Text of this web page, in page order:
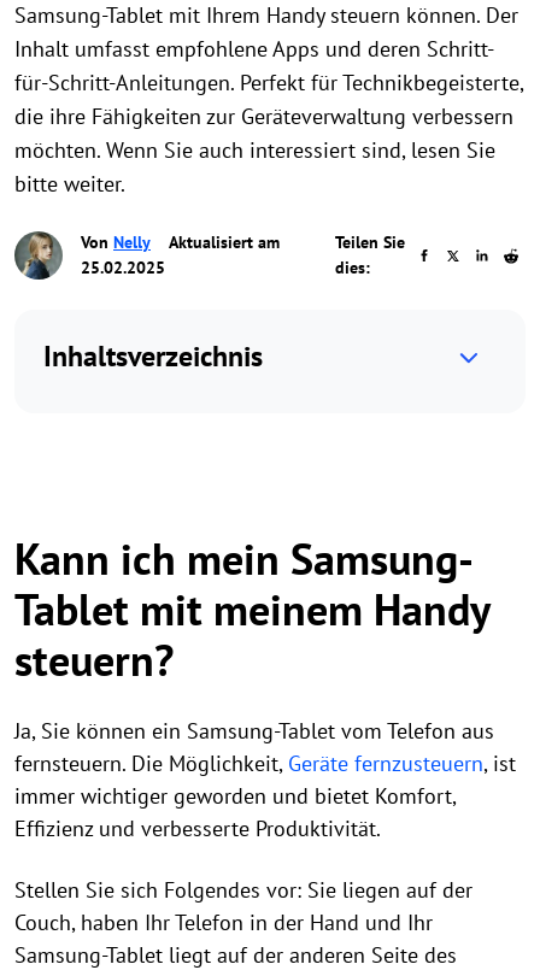
Samsung-Tablet mit Ihrem Handy steuern können. Der
Inhalt umfasst empfohlene Apps und deren Schritt-
für-Schritt-Anleitungen. Perfekt für Technikbegeisterte,
die ihre Fähigkeiten zur Geräteverwaltung verbessern
möchten. Wenn Sie auch interessiert sind, lesen Sie
bitte weiter.
Von Nelly
Aktualisiert am
25.02.2025
Teilen Sie
dies:
Inhaltsverzeichnis
Kann ich mein Samsung-
Tablet mit meinem Handy
steuern?
Ja, Sie können ein Samsung-Tablet vom Telefon aus
fernsteuern. Die Möglichkeit, Geräte fernzusteuern, ist
immer wichtiger geworden und bietet Komfort,
Effizienz und verbesserte Produktivität.
Stellen Sie sich Folgendes vor: Sie liegen auf der
Couch, haben Ihr Telefon in der Hand und Ihr
Samsung-Tablet liegt auf der anderen Seite des